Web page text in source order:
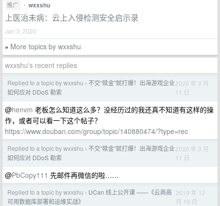
推广
• wxxshu
上医治未病：云上入侵检测安全启示录
Jan 3, 2020
» More topics by wxxshu
wxxshu's recent replies
Replied to a topic by wxxshu › 不交“赎金”就打爆！出海游戏企业
如何应对 DDoS 勒索
2020 年 3 月
11 日
@henvm 老板怎么知道这么多？没经历过的我还真不知道有这样的操
作，或者可以看一下这个帖子？
https://www.douban.com/group/topic/140880474/?type=rec
Replied to a topic by wxxshu › 不交“赎金”就打爆！出海游戏企业
如何应对 DDoS 勒索
2020 年 3 月
11 日
@PbCopy111 先邮件再微信的啦……
Replied to a topic by wxxshu › UCan 线上公开课 ——《云商高
可用数据库部署和运维实战》
2019 年 12
月 19 日